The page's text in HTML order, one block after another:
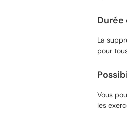
La
pour
Vous
les